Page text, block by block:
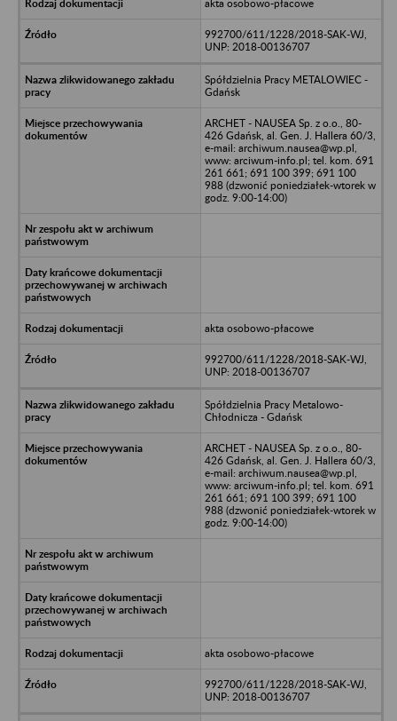
akta osobowo-płacowe
992700/611/1228/2018-SAK-WJ,
UNP: 2018-00136707
Spółdzielnia Pracy METALOWIEC -
Gdańsk
ARCHET - NAUSEA Sp. z o.o., 80-
426 Gdańsk, al. Gen. J. Hallera 60/3,
e-mail: archiwum.nausea@wp.pl,
www: arciwum-info.pl; tel. kom. 691
261 661; 691 100 399; 691 100
988 (dzwonić poniedziałek-wtorek w
godz. 9:00-14:00)
akta osobowo-płacowe
992700/611/1228/2018-SAK-WJ,
UNP: 2018-00136707
Spółdzielnia Pracy Metalowo-
Chłodnicza - Gdańsk
ARCHET - NAUSEA Sp. z o.o., 80-
426 Gdańsk, al. Gen. J. Hallera 60/3,
e-mail: archiwum.nausea@wp.pl,
www: arciwum-info.pl; tel. kom. 691
261 661; 691 100 399; 691 100
988 (dzwonić poniedziałek-wtorek w
godz. 9:00-14:00)
akta osobowo-płacowe
992700/611/1228/2018-SAK-WJ,
UNP: 2018-00136707